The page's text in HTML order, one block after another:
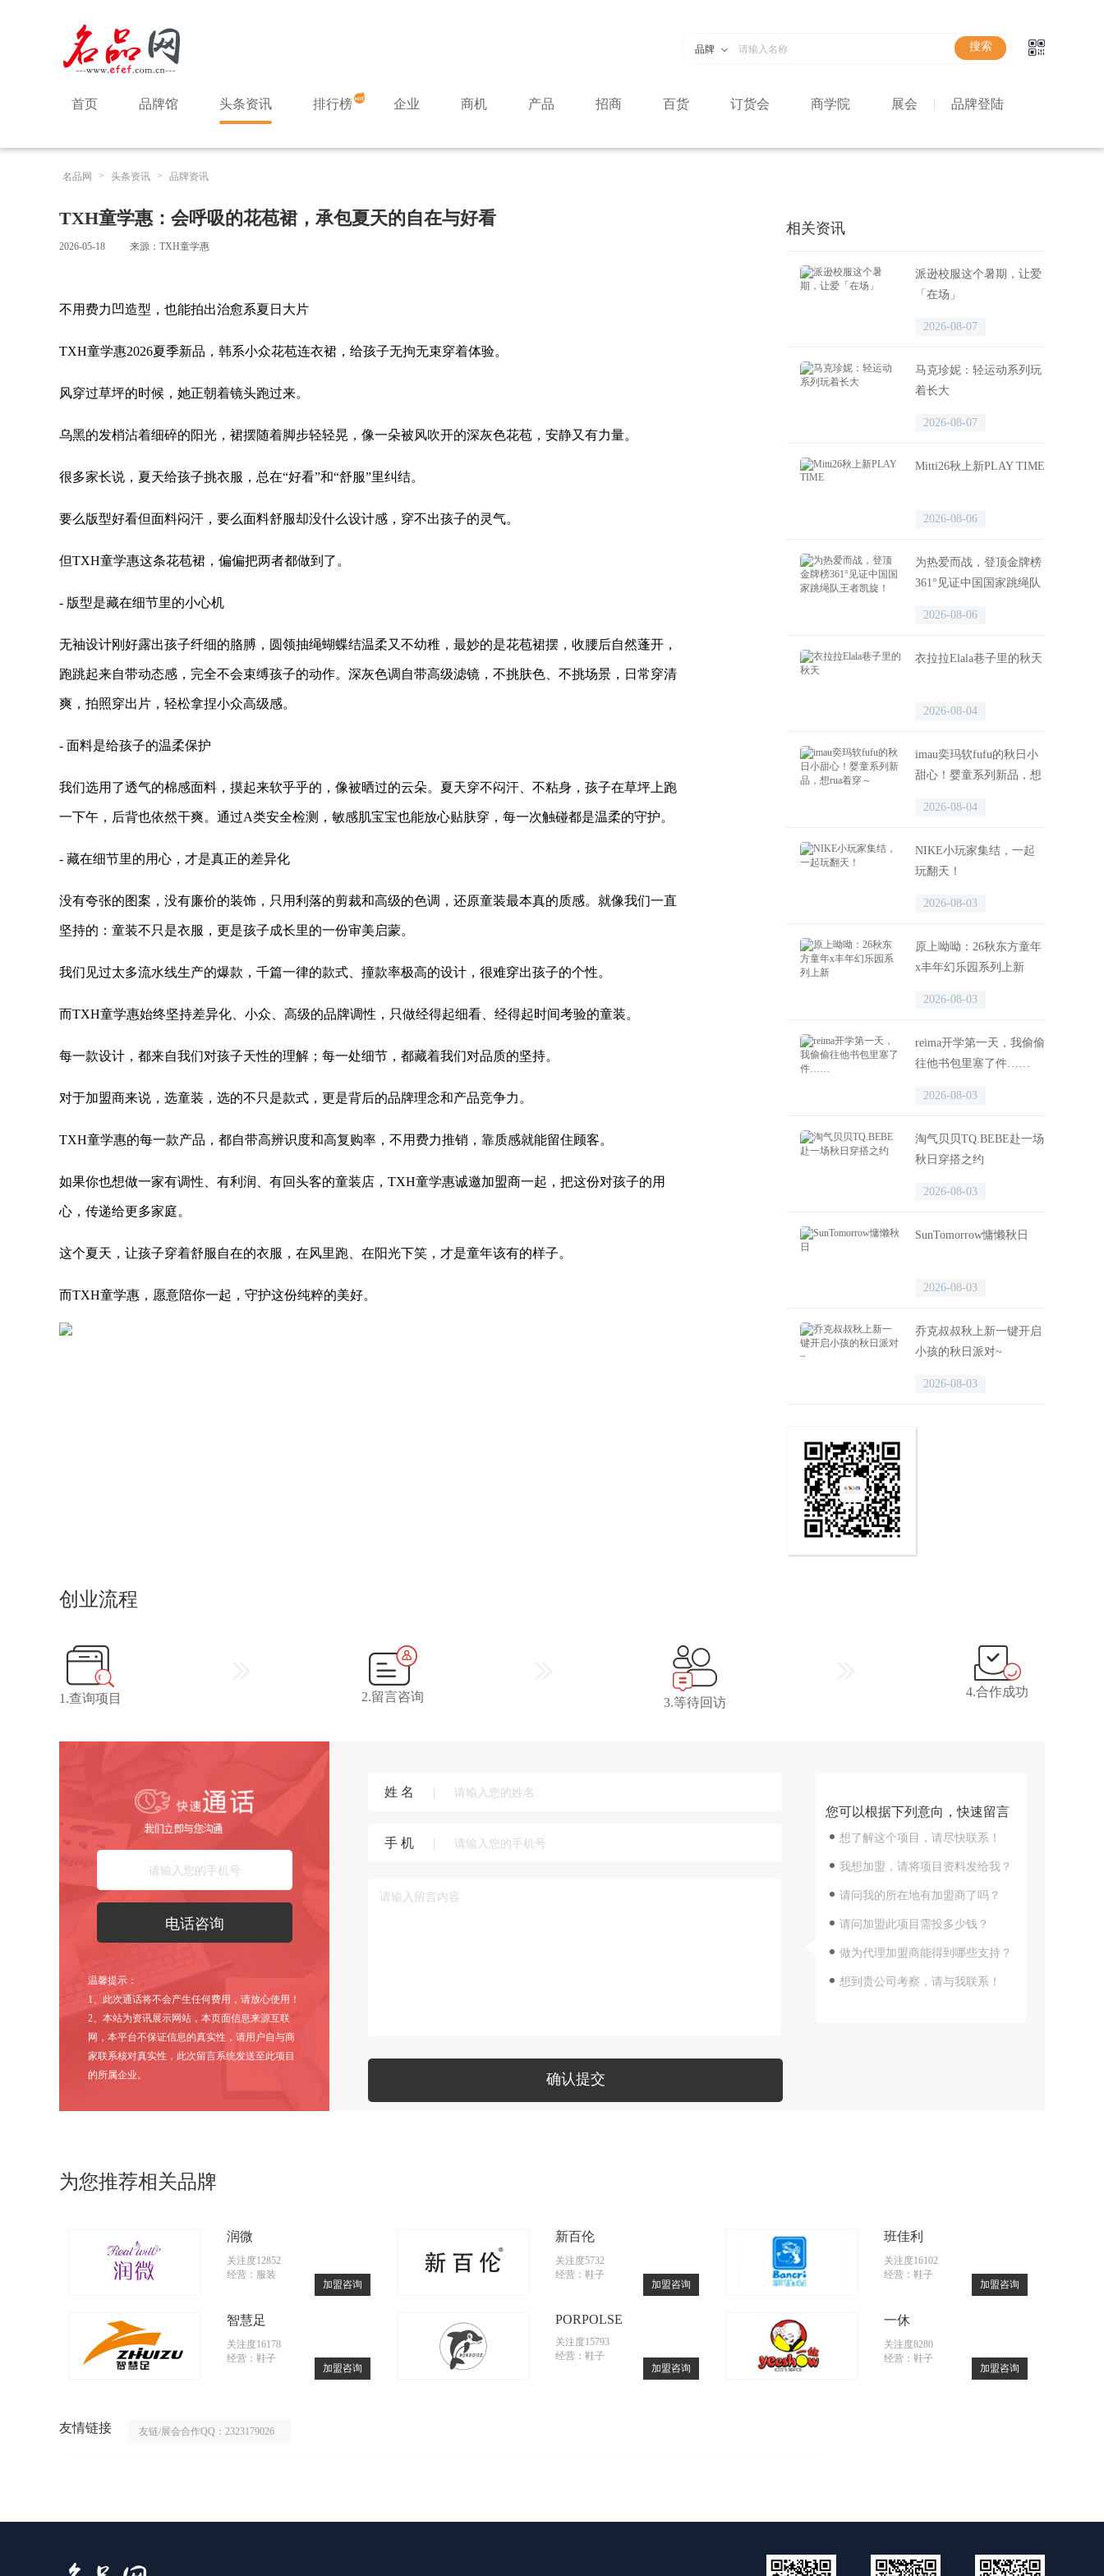
品牌
首页 品牌馆 头条资讯 排行榜 企业 商机 产品 招商 百货 订货会 商学院 展会 品牌登陆
名品网 > 头条资讯 > 品牌资讯
TXH童学惠：会呼吸的花苞裙，承包夏天的自在与好看
2026-05-18 来源：TXH童学惠
不用费力凹造型，也能拍出治愈系夏日大片
TXH童学惠2026夏季新品，韩系小众花苞连衣裙，给孩子无拘无束穿着体验。
风穿过草坪的时候，她正朝着镜头跑过来。
乌黑的发梢沾着细碎的阳光，裙摆随着脚步轻轻晃，像一朵被风吹开的深灰色花苞，安静又有力量。
很多家长说，夏天给孩子挑衣服，总在“好看”和“舒服”里纠结。
要么版型好看但面料闷汗，要么面料舒服却没什么设计感，穿不出孩子的灵气。
但TXH童学惠这条花苞裙，偏偏把两者都做到了。
- 版型是藏在细节里的小心机
无袖设计刚好露出孩子纤细的胳膊，圆领抽绳蝴蝶结温柔又不幼稚，最妙的是花苞裙摆，收腰后自然蓬开，
跑跳起来自带动态感，完全不会束缚孩子的动作。深灰色调自带高级滤镜，不挑肤色、不挑场景，日常穿清
爽，拍照穿出片，轻松拿捏小众高级感。
- 面料是给孩子的温柔保护
我们选用了透气的棉感面料，摸起来软乎乎的，像被晒过的云朵。夏天穿不闷汗、不粘身，孩子在草坪上跑
一下午，后背也依然干爽。通过A类安全检测，敏感肌宝宝也能放心贴肤穿，每一次触碰都是温柔的守护。
- 藏在细节里的用心，才是真正的差异化
没有夸张的图案，没有廉价的装饰，只用利落的剪裁和高级的色调，还原童装最本真的质感。就像我们一直
坚持的：童装不只是衣服，更是孩子成长里的一份审美启蒙。
我们见过太多流水线生产的爆款，千篇一律的款式、撞款率极高的设计，很难穿出孩子的个性。
而TXH童学惠始终坚持差异化、小众、高级的品牌调性，只做经得起细看、经得起时间考验的童装。
每一款设计，都来自我们对孩子天性的理解；每一处细节，都藏着我们对品质的坚持。
对于加盟商来说，选童装，选的不只是款式，更是背后的品牌理念和产品竞争力。
TXH童学惠的每一款产品，都自带高辨识度和高复购率，不用费力推销，靠质感就能留住顾客。
如果你也想做一家有调性、有利润、有回头客的童装店，TXH童学惠诚邀加盟商一起，把这份对孩子的用
心，传递给更多家庭。
这个夏天，让孩子穿着舒服自在的衣服，在风里跑、在阳光下笑，才是童年该有的样子。
而TXH童学惠，愿意陪你一起，守护这份纯粹的美好。
相关资讯
派逊校服这个暑期，让爱
「在场」
2026-08-07
马克珍妮：轻运动系列玩
着长大
2026-08-07
Mitti26秋上新PLAY TIME
2026-08-06
为热爱而战，登顶金牌榜
361°见证中国国家跳绳队
2026-08-06
衣拉拉Elala巷子里的秋天
2026-08-04
imau奕玛软fufu的秋日小
甜心！婴童系列新品，想
2026-08-04
NIKE小玩家集结，一起
玩翻天！
2026-08-03
原上呦呦：26秋东方童年
x丰年幻乐园系列上新
2026-08-03
reima开学第一天，我偷偷
往他书包里塞了件……
2026-08-03
淘气贝贝TQ.BEBE赴一场
秋日穿搭之约
2026-08-03
SunTomorrow慵懒秋日
2026-08-03
乔克叔叔秋上新一键开启
小孩的秋日派对~
2026-08-03
创业流程
1.查询项目 2.留言咨询 3.等待回访
4.合作成功
温馨提示：
1、此次通话将不会产生任何费用，请放心使用！
2、本站为资讯展示网站，本页面信息来源互联
网，本平台不保证信息的真实性，请用户自与商
家联系核对真实性，此次留言系统发送至此项目
的所属企业。
姓 名 |
手 机 |
您可以根据下列意向，快速留言
想了解这个项目，请尽快联系！
我想加盟，请将项目资料发给我？
请问我的所在地有加盟商了吗？
请问加盟此项目需投多少钱？
做为代理加盟商能得到哪些支持？
想到贵公司考察，请与我联系！
为您推荐相关品牌
润微
关注度12852
经营：服装
加盟咨询
新百伦
关注度5732
经营：鞋子
加盟咨询
班佳利
关注度16102
经营：鞋子
加盟咨询
智慧足
关注度16178
经营：鞋子
加盟咨询
PORPOLSE
关注度15793
经营：鞋子
加盟咨询
一休
关注度8280
经营：鞋子
加盟咨询
友情链接 友链/展会合作QQ：2323179026